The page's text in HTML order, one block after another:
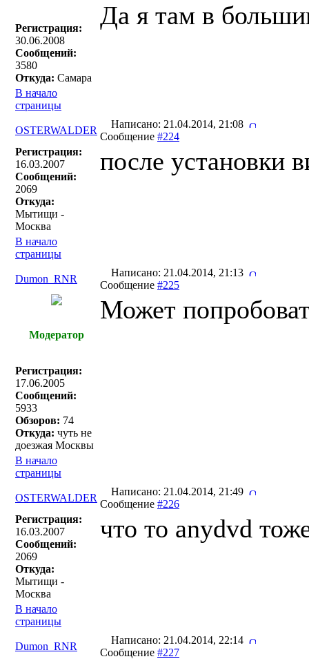
Регистрация:
30.06.2008
Сообщений:
3580
Откуда: Самара
Да я там в
В начало
страницы
OSTERWALDER
Написано: 21.04.2014, 21:08
Сообщение #224
Регистрация:
16.03.2007
Сообщений:
2069
Откуда:
Мытищи -
Москва
после установки
В начало
страницы
Dumon_RNR
Написано: 21.04.2014, 21:13
Сообщение #225
Модератор
Регистрация:
17.06.2005
Сообщений:
5933
Обзоров: 74
Откуда: чуть не
доезжая Москвы
Может
В начало
страницы
OSTERWALDER
Написано: 21.04.2014, 21:49
Сообщение #226
Регистрация:
16.03.2007
Сообщений:
2069
Откуда:
Мытищи -
Москва
что то anydvd
В начало
страницы
Dumon_RNR
Написано: 21.04.2014, 22:14
Сообщение #227